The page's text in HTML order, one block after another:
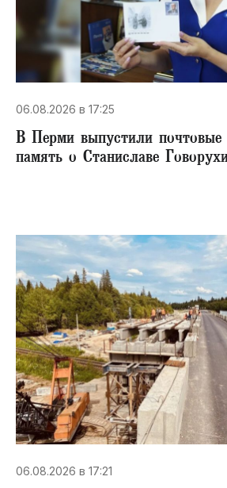
06.08.2026 в 17:25
В Перми выпустили
память о Станиславе
06.08.2026 в 17:21